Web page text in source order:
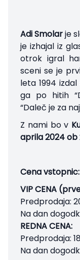
Adi Smolarje
je izhajal iz
otrok igral
sceni se je
leta 1994
ga po hitih
“Daleč je za
Z nami bo v
aprila 2024 ob
Cena vstopnic:
VIP CENA
Predprodaja:
Na dan
REDNA CENA:
Predprodaja:
Na dan